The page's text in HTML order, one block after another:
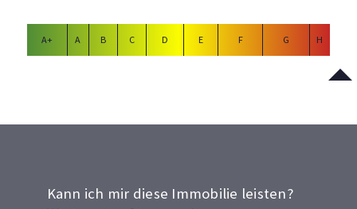
A+ A B C D E F G H
Kann ich mir diese Immobilie leisten?